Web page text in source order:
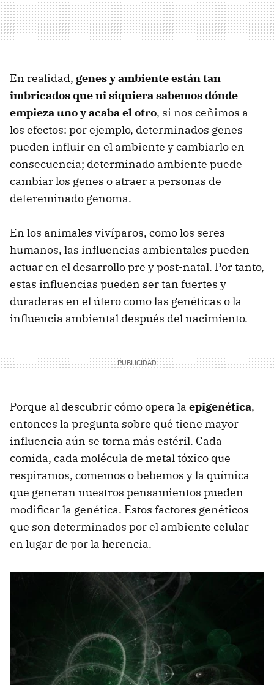
En realidad, genes y ambiente están tan
imbricados que ni siquiera sabemos dónde
empieza uno y acaba el otro, si nos ceñimos a
los efectos: por ejemplo, determinados genes
pueden influir en el ambiente y cambiarlo en
consecuencia; determinado ambiente puede
cambiar los genes o atraer a personas de
detereminado genoma.
En los animales vivíparos, como los seres
humanos, las influencias ambientales pueden
actuar en el desarrollo pre y post-natal. Por tanto,
estas influencias pueden ser tan fuertes y
duraderas en el útero como las genéticas o la
influencia ambiental después del nacimiento.
Porque al descubrir cómo opera la epigenética,
entonces la pregunta sobre qué tiene mayor
influencia aún se torna más estéril. Cada
comida, cada molécula de metal tóxico que
respiramos, comemos o bebemos y la química
que generan nuestros pensamientos pueden
modificar la genética. Estos factores genéticos
que son determinados por el ambiente celular
en lugar de por la herencia.